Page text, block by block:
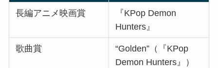
長編アニメ映画賞
『KPop Demon
Hunters』
歌曲賞
“Golden”（『KPop
Demon Hunters』）